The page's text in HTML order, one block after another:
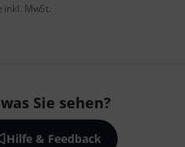
inkl. MwSt.
Sie sehen?
Hilfe & Feedback